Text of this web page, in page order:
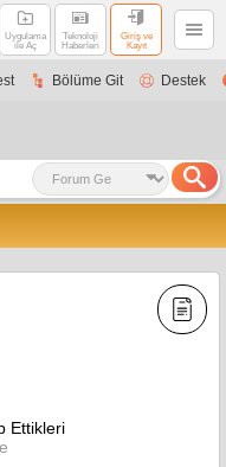
Uygulama
ile Aç
Teknoloji
Haberleri
Giriş ve
Kayıt
Bölüme Git Destek
Ettikleri